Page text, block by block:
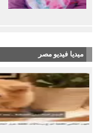
ميديا فيديو مصر